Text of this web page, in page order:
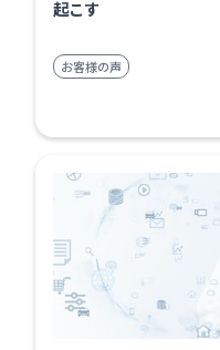
起こす
お客様の声